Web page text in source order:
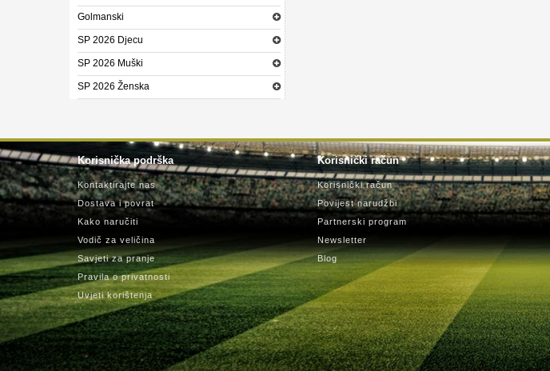
Golmanski
SP 2026 Djecu
SP 2026 Muški
SP 2026 Ženska
Korisnička podrška
Kontaktirajte nas
Dostava i povrat
Kako naručiti
Vodič za veličina
Savjeti za pranje
Pravila o privatnosti
Uvjeti korištenja
Korisnički račun
Korisnički račun
Povijest narudžbi
Partnerski program
Newsletter
Blog